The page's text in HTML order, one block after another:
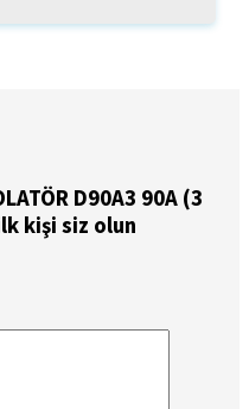
D90A3 90A (3
kişi siz olun